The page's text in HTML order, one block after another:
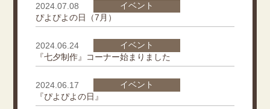
2024.07.08
イベント
ぴよぴよの日（7月）
2024.06.24
イベント
『七夕制作』コーナー始まりました
2024.06.17
イベント
『ぴよぴよの日』